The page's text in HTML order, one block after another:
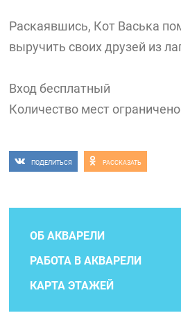
Раскаявшись, Кот Васька
выручить своих друзей из
Вход бесплатный
Количество мест ограничено
ПОДЕЛИТЬСЯ РАССКАЗАТЬ
ОБ АКВАРЕЛИ
РАБОТА В АКВАРЕЛИ
КАРТА ЭТАЖЕЙ